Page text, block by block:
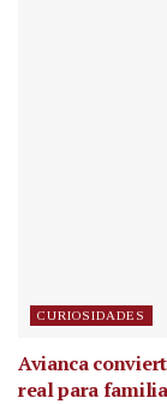
CURIOSIDADES
Avianca
real para